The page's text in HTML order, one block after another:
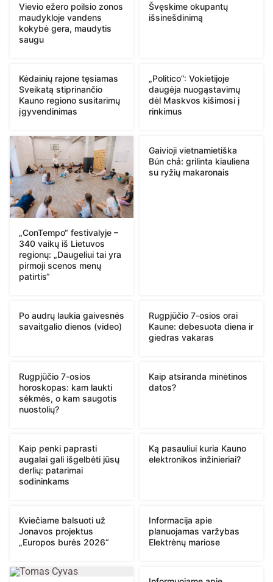
Vievio ežero poilsio zonos
maudykloje vandens
kokybė gera, maudytis
saugu
Švęskime okupantų
išsinešdinimą
Kėdainių rajone tęsiamas
Sveikatą stiprinančio
Kauno regiono susitarimų
įgyvendinimas
„Politico”: Vokietijoje
daugėja nuogąstavimų
dėl Maskvos kišimosi į
rinkimus
„ConTempo“ festivalyje –
340 vaikų iš Lietuvos
regionų: „Daugeliui tai yra
pirmoji scenos menų
patirtis“
Gaivioji vietnamietiška
Bún chả: grilinta kiauliena
su ryžių makaronais
Po audrų laukia gaivesnės
savaitgalio dienos (video)
Rugpjūčio 7-osios orai
Kaune: debesuota diena ir
giedras vakaras
Rugpjūčio 7-osios
horoskopas: kam laukti
sėkmės, o kam saugotis
nuostolių?
Kaip atsiranda minėtinos
datos?
Kaip penki paprasti
augalai gali išgelbėti jūsų
derlių: patarimai
sodininkams
Ką pasauliui kuria Kauno
elektronikos inžinieriai?
Kviečiame balsuoti už
Jonavos projektus
„Europos burės 2026“
Informacija apie
planuojamas varžybas
Elektrėnų mariose